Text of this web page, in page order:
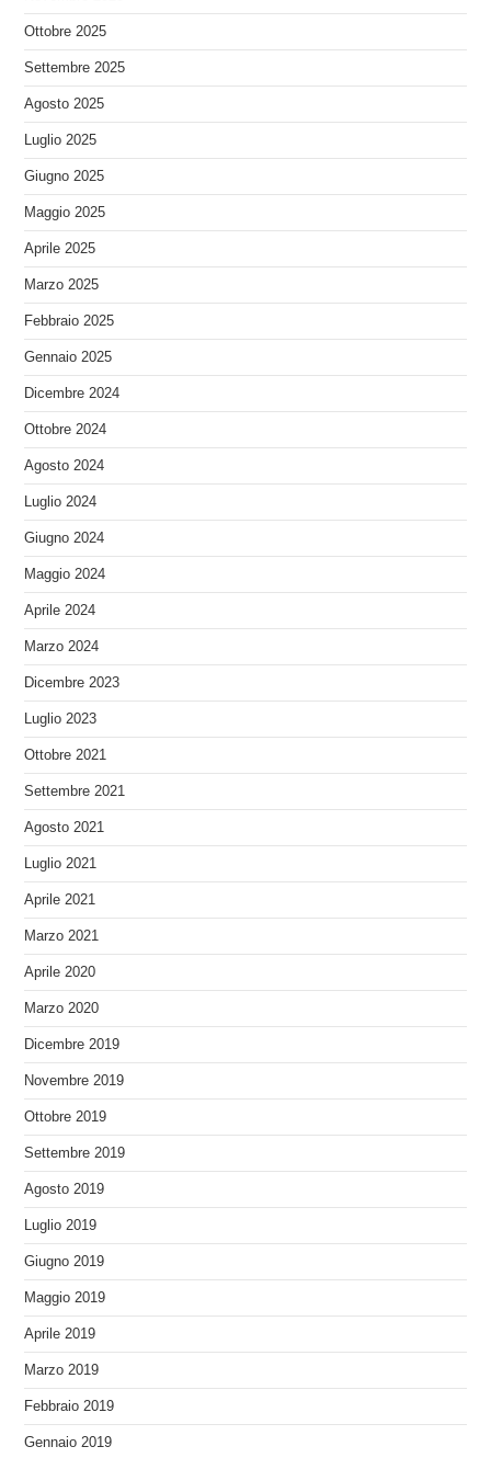
Ottobre 2025
Settembre 2025
Agosto 2025
Luglio 2025
Giugno 2025
Maggio 2025
Aprile 2025
Marzo 2025
Febbraio 2025
Gennaio 2025
Dicembre 2024
Ottobre 2024
Agosto 2024
Luglio 2024
Giugno 2024
Maggio 2024
Aprile 2024
Marzo 2024
Dicembre 2023
Luglio 2023
Ottobre 2021
Settembre 2021
Agosto 2021
Luglio 2021
Aprile 2021
Marzo 2021
Aprile 2020
Marzo 2020
Dicembre 2019
Novembre 2019
Ottobre 2019
Settembre 2019
Agosto 2019
Luglio 2019
Giugno 2019
Maggio 2019
Aprile 2019
Marzo 2019
Febbraio 2019
Gennaio 2019